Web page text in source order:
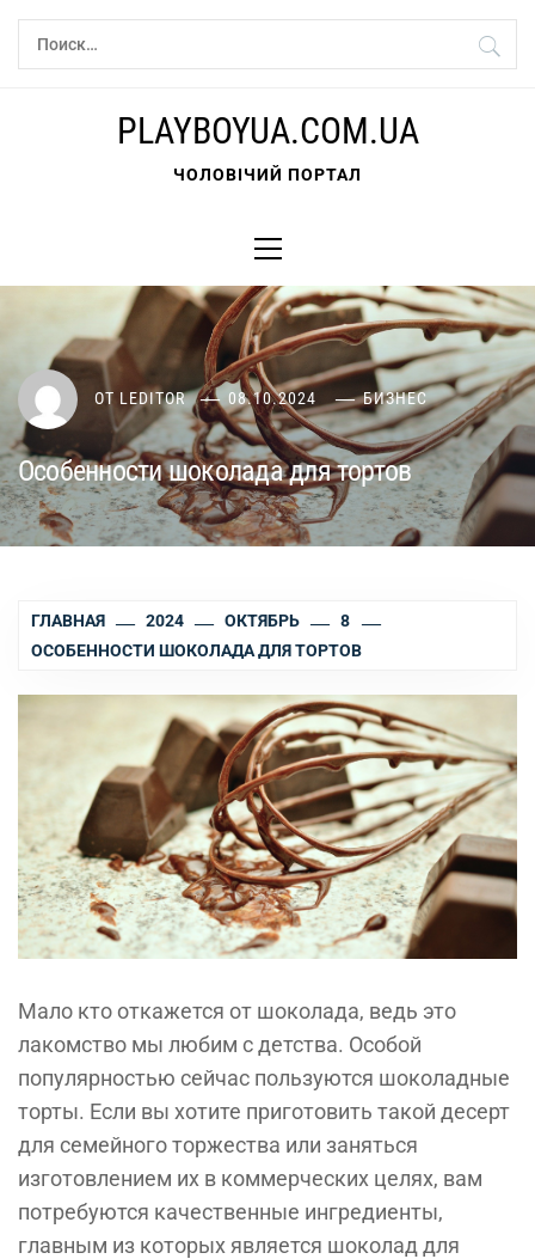
Перейти
Найти:
PLAYBOYUA.COM.UA
ЧОЛОВІЧИЙ ПОРТАЛ
меню
ОТ LEDITOR 08.10.2024 БИЗНЕС
Особенности шоколада для тортов
ГЛАВНАЯ 2024 ОКТЯБРЬ
8
ОСОБЕННОСТИ ШОКОЛАДА ДЛЯ ТОРТОВ
Мало кто откажется от шоколада, ведь это
лакомство мы любим с детства. Особой
популярностью сейчас пользуются шоколадные
торты. Если вы хотите приготовить такой десерт
для семейного торжества или заняться
изготовлением их в коммерческих целях, вам
потребуются качественные ингредиенты,
главным из которых является шоколад для